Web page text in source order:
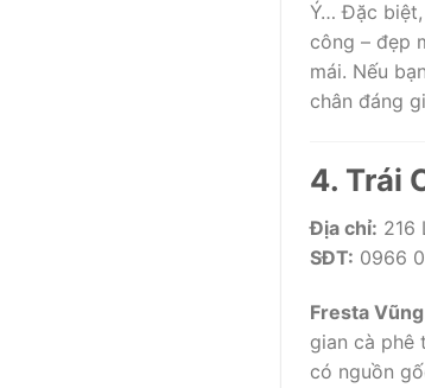
Ý… Đặc
công – đẹp
mái. Nếu
chân đáng
4. Trái
Địa chỉ: 216
SĐT: 0966
Fresta
gian cà phê
có nguồn